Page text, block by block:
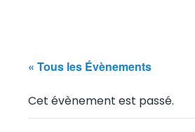
« Tous les Évènements
Cet évènement est passé.